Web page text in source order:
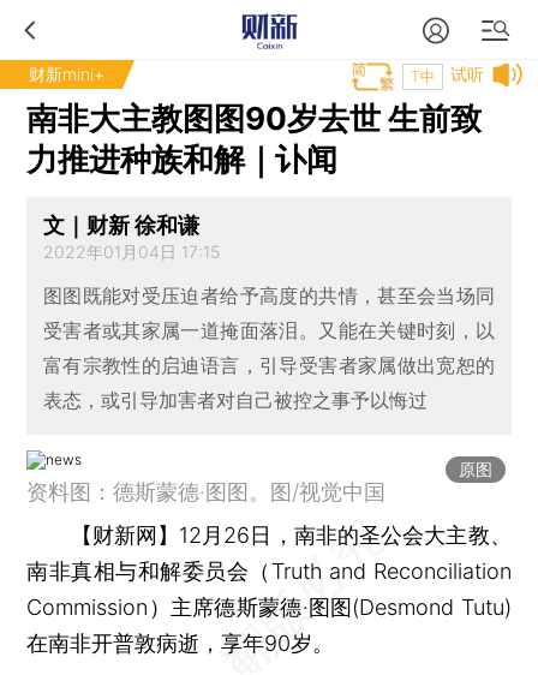
财新mini+ 试听
T中
南非大主教图图90岁去世 生前致
力推进种族和解｜讣闻
文｜财新 徐和谦
2022年01月04日 17:15
图图既能对受压迫者给予高度的共情，甚至会当场同
受害者或其家属一道掩面落泪。又能在关键时刻，以
富有宗教性的启迪语言，引导受害者家属做出宽恕的
表态，或引导加害者对自己被控之事予以悔过
原图
资料图：德斯蒙德·图图。图/视觉中国
【财新网】 12月26日，南非的圣公会大主教、
南非真相与和解委员会（Truth and Reconciliation
Commission）主席德斯蒙德·图图(Desmond Tutu)
在南非开普敦病逝，享年90岁。